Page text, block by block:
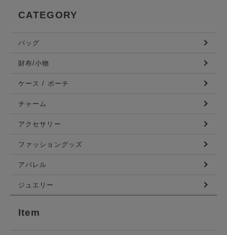
CATEGORY
バッグ
財布/小物
ケース / ポーチ
チャーム
アクセサリー
ファッショングッズ
アパレル
ジュエリー
Item